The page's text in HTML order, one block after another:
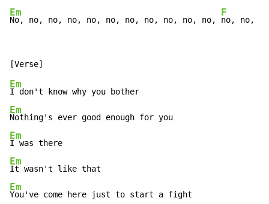
Em
No, no, no, no, no, no, no, no, no, no, no,
F
no, no,
Em
Em
Em
Em
Em
You've come here just to start a fight